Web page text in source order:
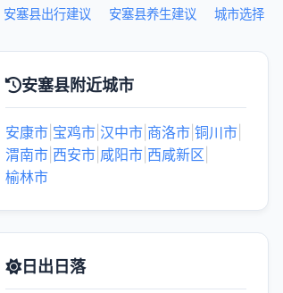
安塞县出行建议 安塞县养生建议 城市选择
安塞县附近城市
安康市 宝鸡市 汉中市 商洛市 铜川市
渭南市 西安市 咸阳市 西咸新区
榆林市
日出日落